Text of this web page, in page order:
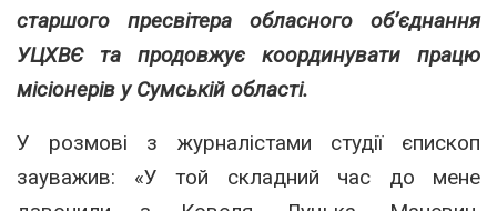
старшого пресвітера обласного об’єднання
УЦХВЄ та продовжує координувати працю
місіонерів у Сумській області.
У розмові з журналістами студії єпископ
зауважив: «У той складний час до мене